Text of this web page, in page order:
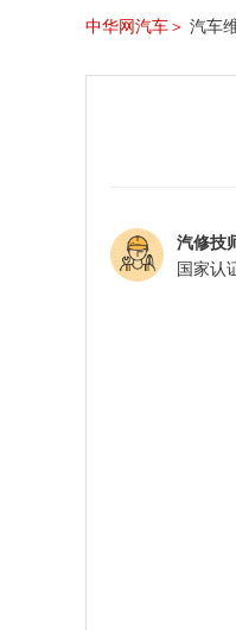
中华网汽车＞ 汽车
汽修技